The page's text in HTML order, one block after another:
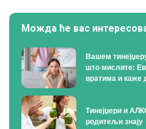
Можда ће вас
Вашем
што мислите:
вратима и каже
Тинејџери и
родитељи знају